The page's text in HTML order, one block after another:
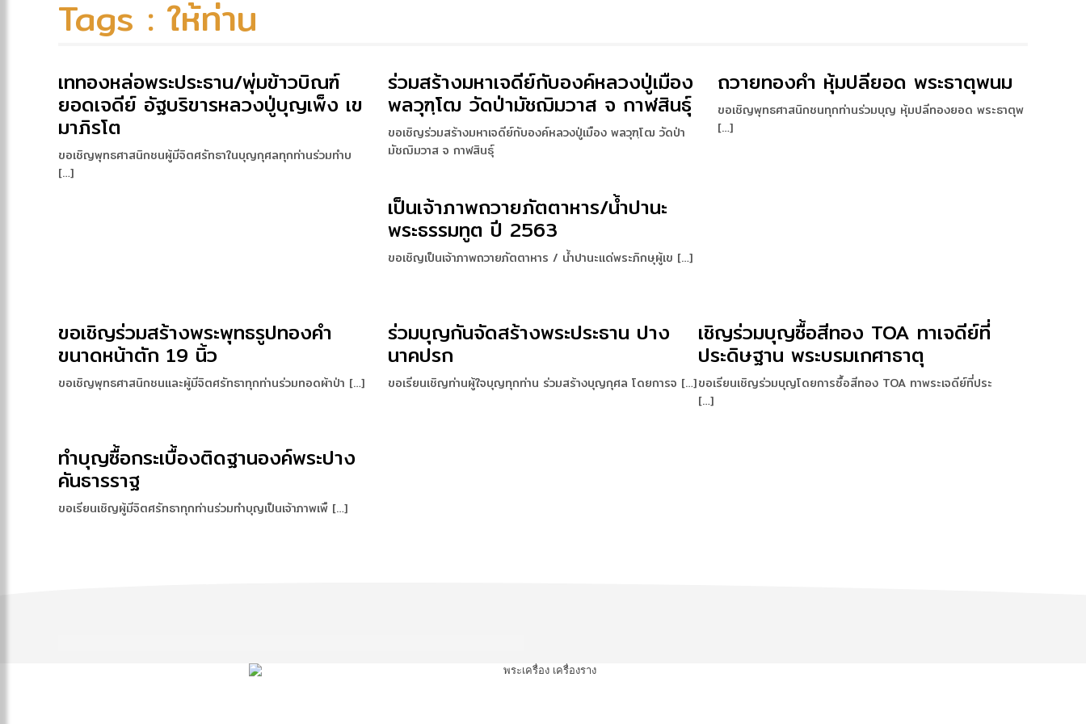
Tags : ให้ท่าน
เททองหล่อพระประธาน/พุ่มข้าวบิณฑ์
ยอดเจดีย์ อัฐบริขารหลวงปู่บุญเพ็ง เข
มาภิรโต
ขอเชิญพุทธศาสนิกชนผู้มีจิตศรัทธาในบุญกุศลทุกท่านร่วมทำบ
[…]
ร่วมสร้างมหาเจดีย์กับองค์หลวงปู่เมือง
พลวุฑฺโฒ วัดป่ามัชฌิมวาส จ กาฬสินธุ์
ขอเชิญร่วมสร้างมหาเจดีย์กับองค์หลวงปู่เมือง พลวุฑฺโฒ วัดป่า
มัชฌิมวาส จ กาฬสินธุ์
ถวายทองคำ หุ้มปลียอด พระธาตุพนม
ขอเชิญพุทธศาสนิกชนทุกท่านร่วมบุญ หุ้มปลีทองยอด พระธาตุพ
[…]
เป็นเจ้าภาพถวายภัตตาหาร/น้ำปานะ
พระธรรมทูต ปี 2563
ขอเชิญเป็นเจ้าภาพถวายภัตตาหาร / น้ำปานะแด่พระภิกษุผู้เข […]
ขอเชิญร่วมสร้างพระพุทธรูปทองคำ
ขนาดหน้าตัก 19 นิ้ว
ขอเชิญพุทธศาสนิกชนและผู้มีจิตศรัทธาทุกท่านร่วมทอดผ้าป่า […]
ร่วมบุญกันจัดสร้างพระประธาน ปาง
นาคปรก
ขอเรียนเชิญท่านผู้ใจบุญทุกท่าน ร่วมสร้างบุญกุศล โดยการจ […]
เชิญร่วมบุญซื้อสีทอง TOA ทาเจดีย์ที่
ประดิษฐาน พระบรมเกศาธาตุ
ขอเรียนเชิญร่วมบุญโดยการซื้อสีทอง TOA ทาพระเจดีย์ที่ประ
[…]
ทำบุญซื้อกระเบื้องติดฐานองค์พระปาง
คันธารราฐ
ขอเรียนเชิญผู้มีจิตศรัทธาทุกท่านร่วมทำบุญเป็นเจ้าภาพเพื […]